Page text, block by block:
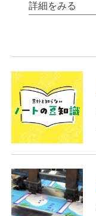
詳細をみる